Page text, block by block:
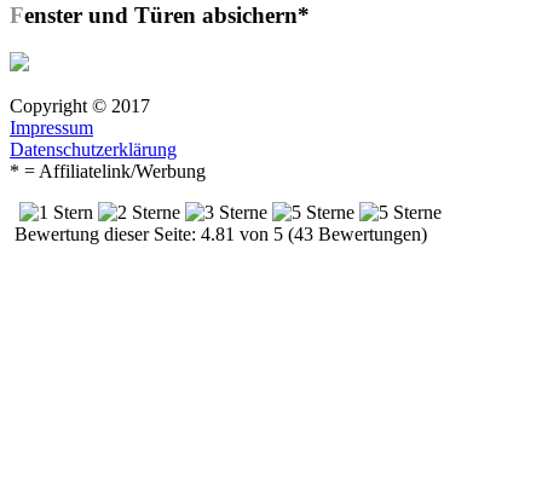
Fenster und Türen absichern*
Copyright © 2017
Impressum
Datenschutzerklärung
* = Affiliatelink/Werbung
Bewertung dieser Seite: 4.81 von 5 (43 Bewertungen)